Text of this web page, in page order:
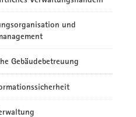
und
Gebäudebetreuung